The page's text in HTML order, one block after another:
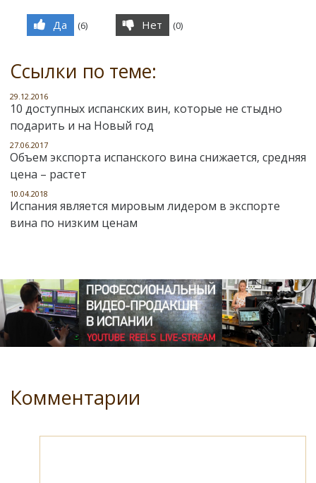
Да (6) Нет (0)
Ссылки по теме:
29.12.2016
10 доступных испанских вин, которые не стыдно
подарить и на Новый год
27.06.2017
Объем экспорта испанского вина снижается, средняя
цена – растет
10.04.2018
Испания является мировым лидером в экспорте
вина по низким ценам
Комментарии